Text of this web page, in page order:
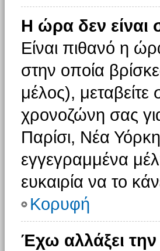
Η ώρα δεν είναι
Είναι πιθανό η
στην οποία
μέλος),
χρονοζώνη σας
Παρίσι, Νέα
εγγεγραμμένα
ευκαιρία να το
Κορυφή
Έχω αλλάξει